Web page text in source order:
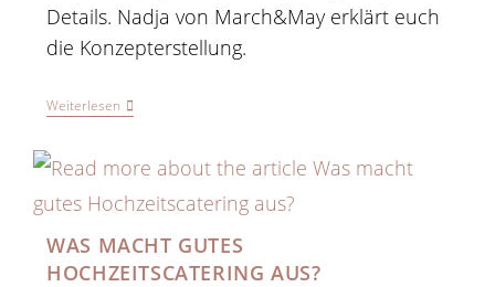
Details. Nadja von March&May erklärt euch
die Konzepterstellung.
Weiterlesen
WAS MACHT GUTES
HOCHZEITSCATERING AUS?